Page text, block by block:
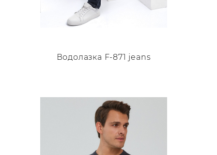
Водолазка F-871 jeans
товар